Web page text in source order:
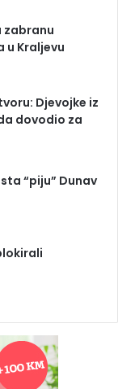
zabranu
u Kraljevu
Djevojke iz
dovodio za
“piju” Dunav